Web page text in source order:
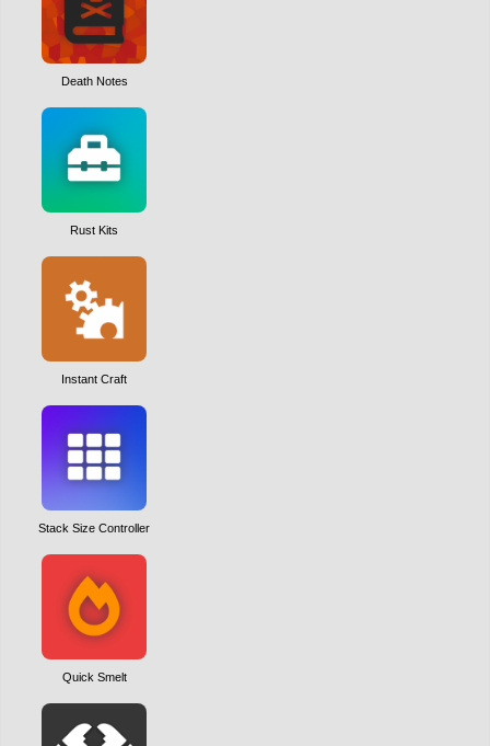
Death Notes
Rust Kits
Instant Craft
Stack Size Controller
Quick Smelt